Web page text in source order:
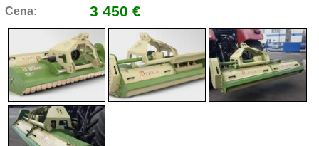
Cena: 3 450 €